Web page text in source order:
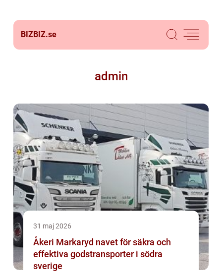
BIZBIZ.se
admin
31 maj 2026
Åkeri Markaryd navet för säkra och
effektiva godstransporter i södra
sverige